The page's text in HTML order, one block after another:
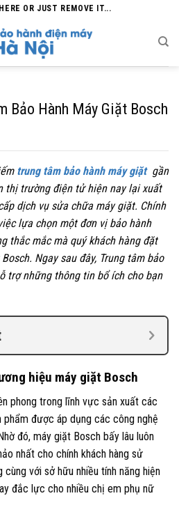
OR JUST REMOVE IT...
Bảo Hành Máy Giặt Bosch
trung tâm bảo hành máy giặt gần
thị trường điện tử hiện nay lại xuất
dịch vụ sửa chữa máy giặt. Chính
lựa chọn một đơn vị bảo hành
thắc mắc mà quý khách hàng đặt
Ngay sau đây, Trung tâm bảo
trợ những thông tin bổ ích cho bạn
hiệu máy giặt Bosch
phong trong lĩnh vực sản xuất các
được áp dụng các công nghệ
đó, máy giặt Bosch bấy lâu luôn
nhất cho chính khách hàng sử
với sở hữu nhiều tính năng hiện
đắc lực cho nhiều chị em phụ nữ